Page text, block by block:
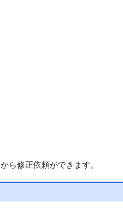
から修正依頼ができます。